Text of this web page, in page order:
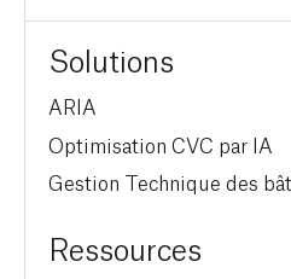
Solutions
ARIA
Optimisation CVC par IA
Gestion Technique des
Ressources